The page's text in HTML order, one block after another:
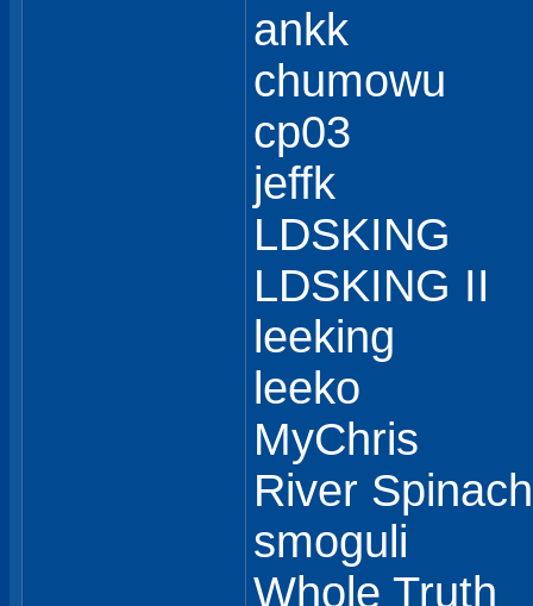
ankk
chumowu
cp03
jeffk
LDSKING
LDSKING II
leeking
leeko
MyChris
River Spinach
smoguli
Whole Truth